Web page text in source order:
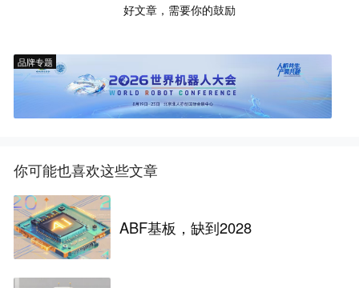
好文章，需要你的鼓励
品牌专题
你可能也喜欢这些文章
ABF基板，缺到2028